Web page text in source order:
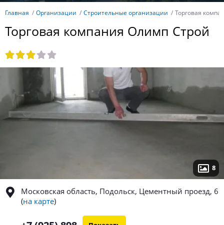
Главная Организации Строительные организации Торговая
Торговая компания Олимп Строй
8
Московская область, Подольск, Цементный проезд, 6
(на карте)